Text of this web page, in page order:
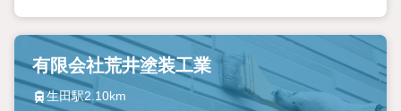
有限会社荒井塗装工業
生田駅2.10km